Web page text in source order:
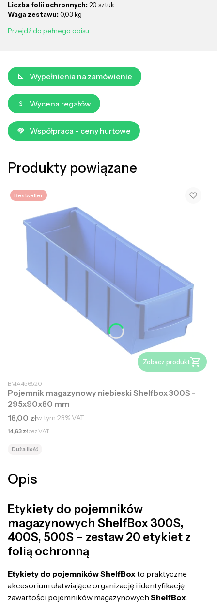
Liczba folii ochronnych: 20 sztuk
Waga zestawu: 0,03 kg
Przejdź do pełnego opisu
Wypełnienia na zamówienie
Wycena regałów
Współpraca - ceny hurtowe
Produkty powiązane
Bestseller
Zobacz produkt
BMA456520
Pojemnik magazynowy niebieski Shelfbox 300S -
295x90x80 mm
Cena brutto
18,00 złw tym 23%VAT
Cena netto
14,63 złbez VAT
Duża ilość
Opis
Etykiety do pojemników
magazynowych ShelfBox 300S,
400S, 500S – zestaw 20 etykiet z
folią ochronną
Etykiety do pojemników ShelfBox to praktyczne
akcesorium ułatwiające organizację i identyfikację
zawartości pojemników magazynowych ShelfBox.